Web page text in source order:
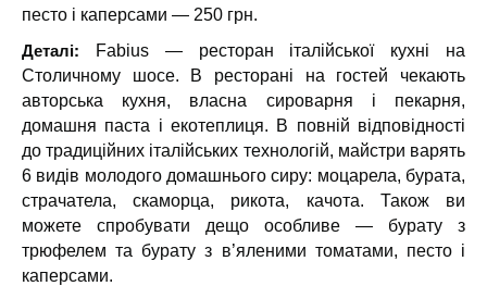
песто i каперсами — 250 грн.
Деталі: Fabius — ресторан італійської кухні на
Столичному шосе. В ресторані на гостей чекають
авторська кухня, власна сироварня і пекарня,
домашня паста і екотеплиця. В повній відповідності
до традиційних італійських технологій, майстри варять
6 видів молодого домашнього сиру: моцарела, бурата,
страчатела, скаморца, рикота, качота. Також ви
можете спробувати дещо особливе — бурату з
трюфелем та бурату з в’яленими томатами, песто i
каперсами.